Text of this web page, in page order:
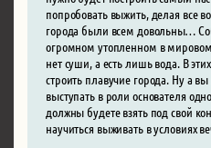
попробовать выжить, делая все
города были всем довольны…
огромном утопленном в
нет суши, а есть лишь вода. В
строить плавучие города. Ну а
выступать в роли основателя
должны будете взять под свой
научиться выживать в условиях